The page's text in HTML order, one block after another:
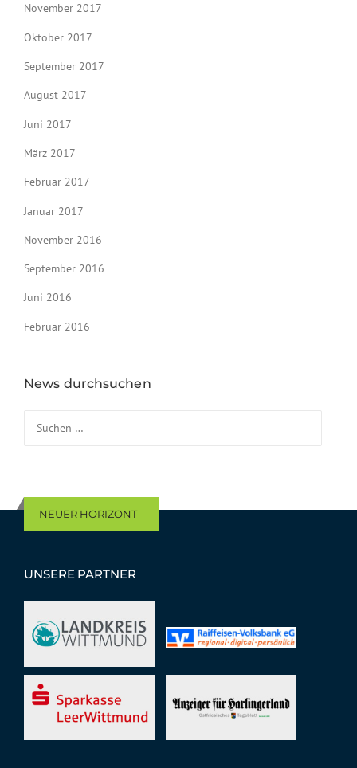
November 2017
Oktober 2017
September 2017
August 2017
Juni 2017
März 2017
Februar 2017
Januar 2017
November 2016
September 2016
Juni 2016
Februar 2016
News durchsuchen
NEUER HORIZONT
UNSERE PARTNER